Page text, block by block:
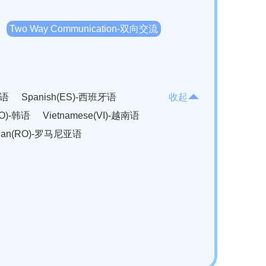
Two Way Communication-双向交流
Spanish(ES)-西班牙语
韩语
Vietnamese(VI)-越南语
罗马尼亚语
收起